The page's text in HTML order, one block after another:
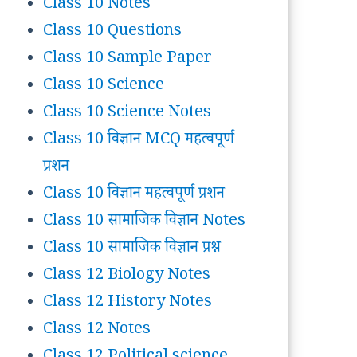
Class 10 Notes
Class 10 Questions
Class 10 Sample Paper
Class 10 Science
Class 10 Science Notes
Class 10 विज्ञान MCQ महत्वपूर्ण
प्रशन
Class 10 विज्ञान महत्वपूर्ण प्रशन
Class 10 सामाजिक विज्ञान Notes
Class 10 सामाजिक विज्ञान प्रश्न
Class 12 Biology Notes
Class 12 History Notes
Class 12 Notes